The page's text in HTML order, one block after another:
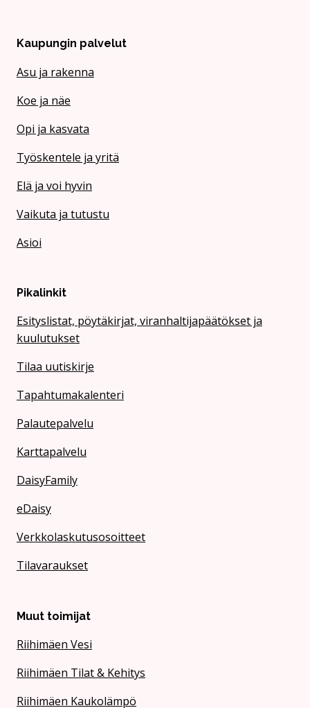
Kaupungin palvelut
Asu ja rakenna
Koe ja näe
Opi ja kasvata
Työskentele ja yritä
Elä ja voi hyvin
Vaikuta ja tutustu
Asioi
Pikalinkit
Esityslistat, pöytäkirjat, viranhaltijapäätökset ja
kuulutukset
Tilaa uutiskirje
Tapahtumakalenteri
Palautepalvelu
Karttapalvelu
DaisyFamily
eDaisy
Verkkolaskutusosoitteet
Tilavaraukset
Muut toimijat
Riihimäen Vesi
Riihimäen Tilat & Kehitys
Riihimäen Kaukolämpö